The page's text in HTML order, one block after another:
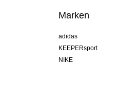
Marken
adidas
KEEPERsport
NIKE